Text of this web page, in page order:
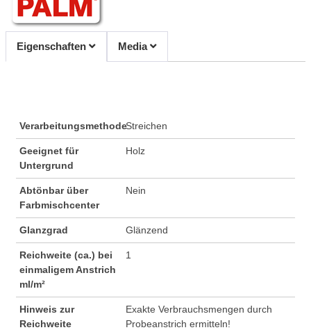
Eigenschaften Media
VerarbeitungsmethodeStreichen
Geeignet für
Untergrund
Holz
Abtönbar über
Farbmischcenter
Nein
Glanzgrad Glänzend
Reichweite (ca.) bei
einmaligem Anstrich
ml/m²
1
Hinweis zur
Reichweite
Exakte Verbrauchsmengen durch
Probeanstrich ermitteln!